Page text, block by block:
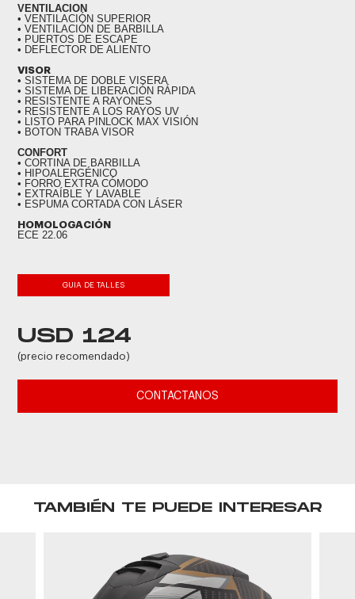
VENTILACION
• VENTILACIÓN SUPERIOR
• VENTILACIÓN DE BARBILLA
• PUERTOS DE ESCAPE
• DEFLECTOR DE ALIENTO
VISOR
• SISTEMA DE DOBLE VISERA
• SISTEMA DE LIBERACIÓN RÁPIDA
• RESISTENTE A RAYONES
• RESISTENTE A LOS RAYOS UV
• LISTO PARA PINLOCK MAX VISIÓN
• BOTON TRABA VISOR
CONFORT
• CORTINA DE BARBILLA
• HIPOALERGÉNICO
• FORRO EXTRA CÓMODO
• EXTRAÍBLE Y LAVABLE
• ESPUMA CORTADA CON LÁSER
HOMOLOGACIÓN
ECE 22.06
GUIA DE TALLES
USD 124
(precio recomendado)
CONTACTANOS
TAMBIÉN TE PUEDE INTERESAR